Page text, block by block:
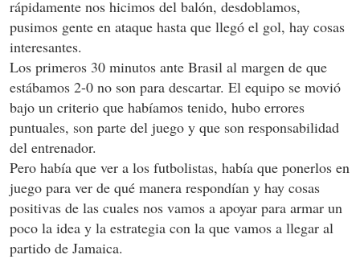
rápidamente nos hicimos del balón, desdoblamos,
pusimos gente en ataque hasta que llegó el gol, hay cosas
interesantes.
Los primeros 30 minutos ante Brasil al margen de que
estábamos 2-0 no son para descartar. El equipo se movió
bajo un criterio que habíamos tenido, hubo errores
puntuales, son parte del juego y que son responsabilidad
del entrenador.
Pero había que ver a los futbolistas, había que ponerlos en
juego para ver de qué manera respondían y hay cosas
positivas de las cuales nos vamos a apoyar para armar un
poco la idea y la estrategia con la que vamos a llegar al
partido de Jamaica.